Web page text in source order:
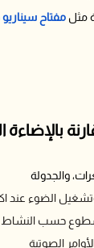
مثل مفتاح
بالإضاءة
والجدولة